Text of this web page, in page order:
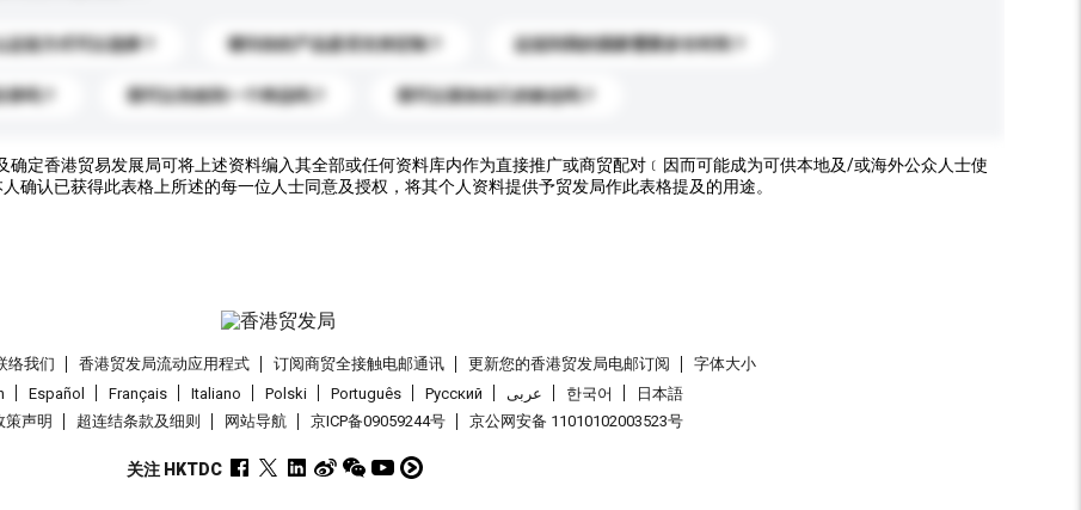
运送方式可以选择？ 请问你的产品是否支持定制？ 运送到我的国家需要多长时间？
吗？ 我可以先收到一个样品吗？ 我可以添加自己的标志吗？
确定香港贸易发展局可将上述资料编入其全部或任何资料库内作为直接推广或商贸配对﹝因而可能成为可供本地及/或海外公众人士使
确认已获得此表格上所述的每一位人士同意及授权，将其个人资料提供予贸发局作此表格提及的用途。
络我们 香港贸发局流动应用程式 订阅商贸全接触电邮通讯 更新您的香港贸发局电邮订阅
字体大小
Español Français Italiano Polski Português Pусский عربى 한국어
日本語
策声明 超连结条款及细则 网站导航 京ICP备09059244号 京公网安备 11010102003523号
关注 HKTDC